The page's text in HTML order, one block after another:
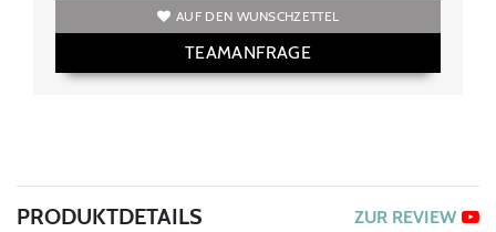
AUF DEN WUNSCHZETTEL
TEAMANFRAGE
PRODUKTDETAILS ZUR REVIEW